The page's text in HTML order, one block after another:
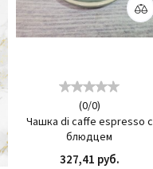
(0/0)
Чашка di caffe espresso с
блюдцем
327,41 руб.